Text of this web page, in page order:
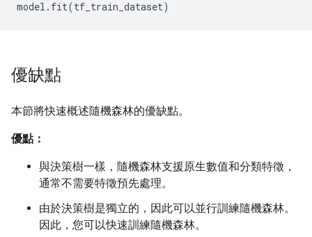
優缺點
本節將快速概述隨機森林的優缺點。
優點：
與決策樹一樣，隨機森林支援原生數值和分類特徵，
通常不需要特徵預先處理。
由於決策樹是獨立的，因此可以並行訓練隨機森林。
因此，您可以快速訓練隨機森林。